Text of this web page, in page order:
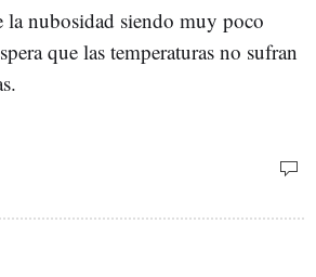
la nubosidad siendo muy poco
que las temperaturas no sufran